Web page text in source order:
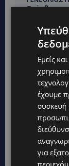
Οι
STORIES
ΕΛΕΝΑ
μητέρα
στην Αγγλία
UPDATES
γυναίκες
έρευνες
Εμείς
έχουμε
συσκευή
για